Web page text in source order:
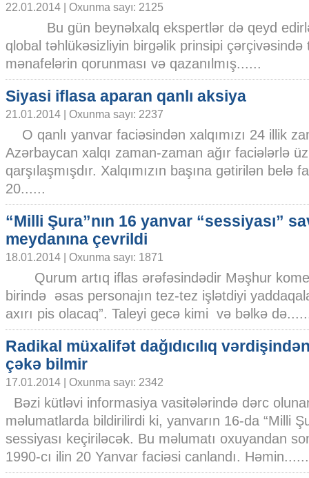
22.01.2014 | Oxunma sayı: 2125
Bu gün beynəlxalq ekspertlər də qeyd
qlobal təhlükəsizliyin birgəlik prinsipi çərçivəsində
mənafelərin qorunması və qazanılmış......
Siyasi iflasa aparan qanlı aksiya
21.01.2014 | Oxunma sayı: 2237
O qanlı yanvar faciəsindən xalqımızı 24 illik
Azərbaycan xalqı zaman-zaman ağır faciələrlə
qarşılaşmışdır. Xalqımızın başına gətirilən belə
20......
“Milli Şura”nın 16 yanvar “sessiyası”
meydanına çevrildi
18.01.2014 | Oxunma sayı: 1871
Qurum artıq iflas ərəfəsindədir Məşhur
birində əsas personajın tez-tez işlətdiyi
axırı pis olacaq”. Taleyi gecə kimi və bəlkə
Radikal müxalifət dağıdıcılıq
çəkə bilmir
17.01.2014 | Oxunma sayı: 2342
Bəzi kütləvi informasiya vasitələrində dərc
məlumatlarda bildirilirdi ki, yanvarın 16-da “Milli
sessiyası keçiriləcək. Bu məlumatı oxuyandan
1990-cı ilin 20 Yanvar faciəsi canlandı. Həmin......